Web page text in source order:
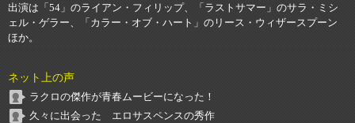
出演は「54」のライアン・フィリップ、「ラストサマー」のサラ・ミシ
ェル・ゲラー、「カラー・オブ・ハート」のリース・ウィザースプーン
ほか。
ネット上の声
ラクロの傑作が青春ムービーになった！
久々に出会った エロサスペンスの秀作